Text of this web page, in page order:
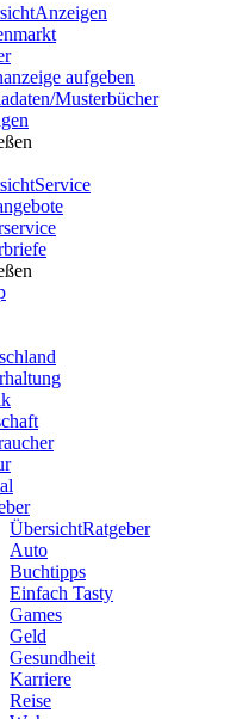
Anzeigen
aufgeben
Musterbücher
Service
ÜbersichtRatgeber
Auto
Buchtipps
Einfach Tasty
Games
Geld
Gesundheit
Karriere
Reise